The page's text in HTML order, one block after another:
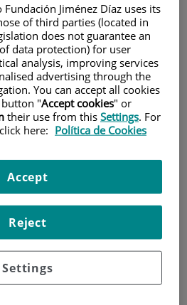
Jiménez Díaz uses its
of third parties (located in
does not guarantee an
data protection) for user
analysis, improving services
advertising through the
You can accept all cookies
"Accept cookies" or
their use from this Settings. For
here: Política de Cookies
Settings
Reject
Accept